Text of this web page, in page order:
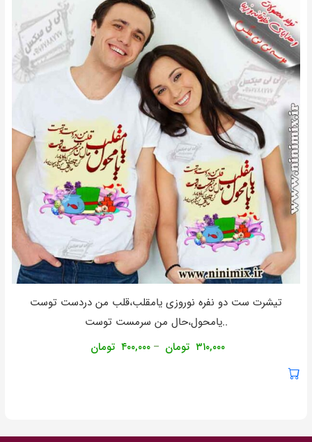
تیشرت ست دو نفره نوروزی يامقلب،قلب من دردست توست
..يامحول،حال من سرمست توست
۳۱۰,۰۰۰ تومان – ۴۰۰,۰۰۰ تومان